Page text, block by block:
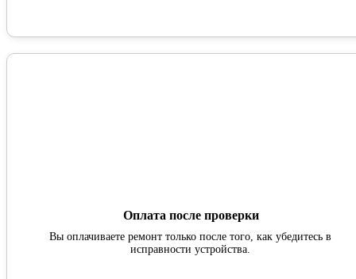
Оплата после проверки
Вы оплачиваете ремонт только после того, как убедитесь в
исправности устройства.